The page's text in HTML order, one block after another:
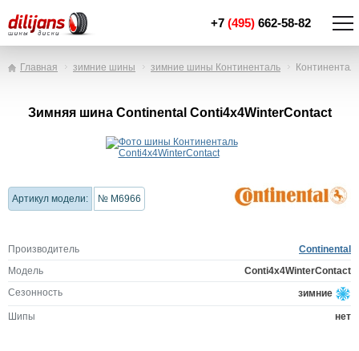
+7 (495) 662-58-82
Главная зимние шины зимние шины Континенталь
Зимняя шина Continental Conti4x4WinterContact
Артикул модели: № M6966
Производитель
Continental
Модель
Conti4x4WinterContact
Сезонность
зимние
Шипы нет